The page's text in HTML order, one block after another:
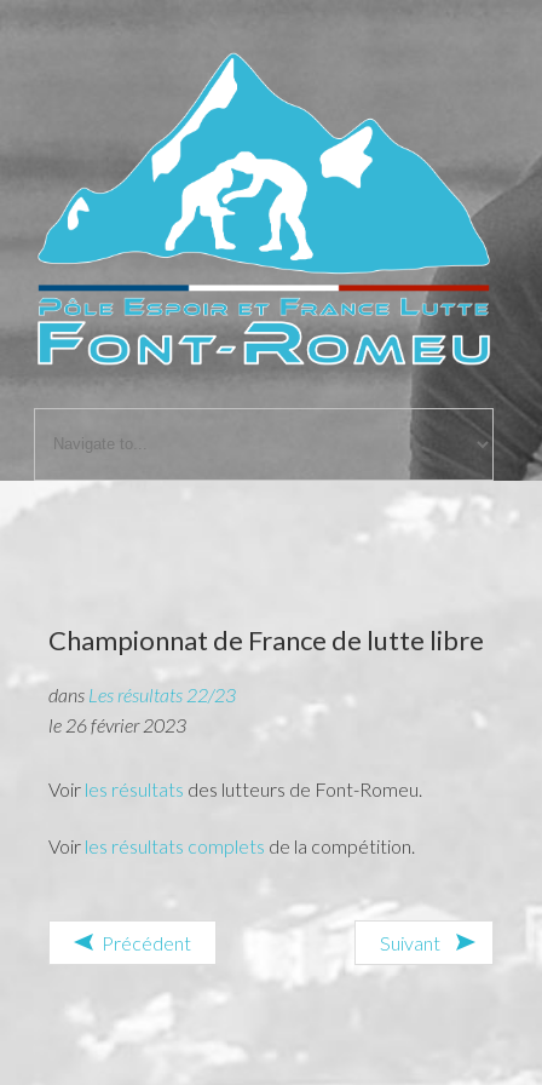
accueil
le fonctionnement
Championnat de France de lutte libre
dans Les résultats 22/23
le 26 février 2023
Voir les résultats des lutteurs de Font-Romeu.
Voir les résultats complets de la compétition.
Précédent Suivant